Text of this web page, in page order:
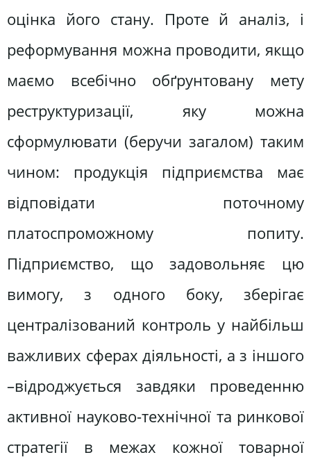
оцінка його стану. Проте й аналіз, і
реформування можна проводити, якщо
маємо всебічно обґрунтовану мету
реструктуризації, яку можна
сформулювати (беручи загалом) таким
чином: продукція підприємства має
відповідати поточному
платоспроможному попиту.
Підприємство, що задовольняє цю
вимогу, з одного боку, зберігає
централізований контроль у найбільш
важливих сферах діяльності, а з іншого
–відроджується завдяки проведенню
активної науково-технічної та ринкової
стратегії в межах кожної товарної